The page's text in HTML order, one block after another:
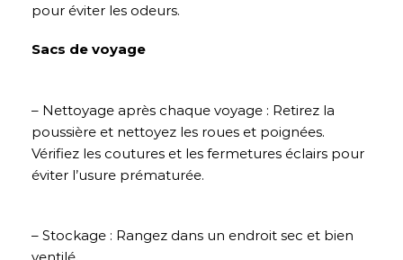
pour éviter les odeurs.
Sacs de voyage
– Nettoyage après chaque voyage : Retirez la
poussière et nettoyez les roues et poignées.
Vérifiez les coutures et les fermetures éclairs pour
éviter l’usure prématurée.
– Stockage : Rangez dans un endroit sec et bien